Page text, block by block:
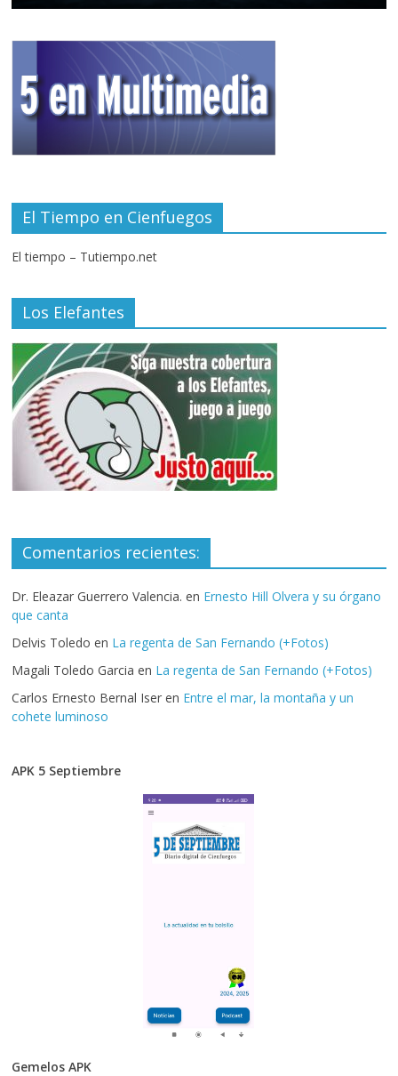
El Tiempo en Cienfuegos
El tiempo – Tutiempo.net
Los Elefantes
Comentarios recientes:
Dr. Eleazar Guerrero Valencia. en Ernesto Hill Olvera y su órgano
que canta
Delvis Toledo en La regenta de San Fernando (+Fotos)
Magali Toledo Garcia en La regenta de San Fernando (+Fotos)
Carlos Ernesto Bernal Iser en Entre el mar, la montaña y un
cohete luminoso
APK 5 Septiembre
Gemelos APK